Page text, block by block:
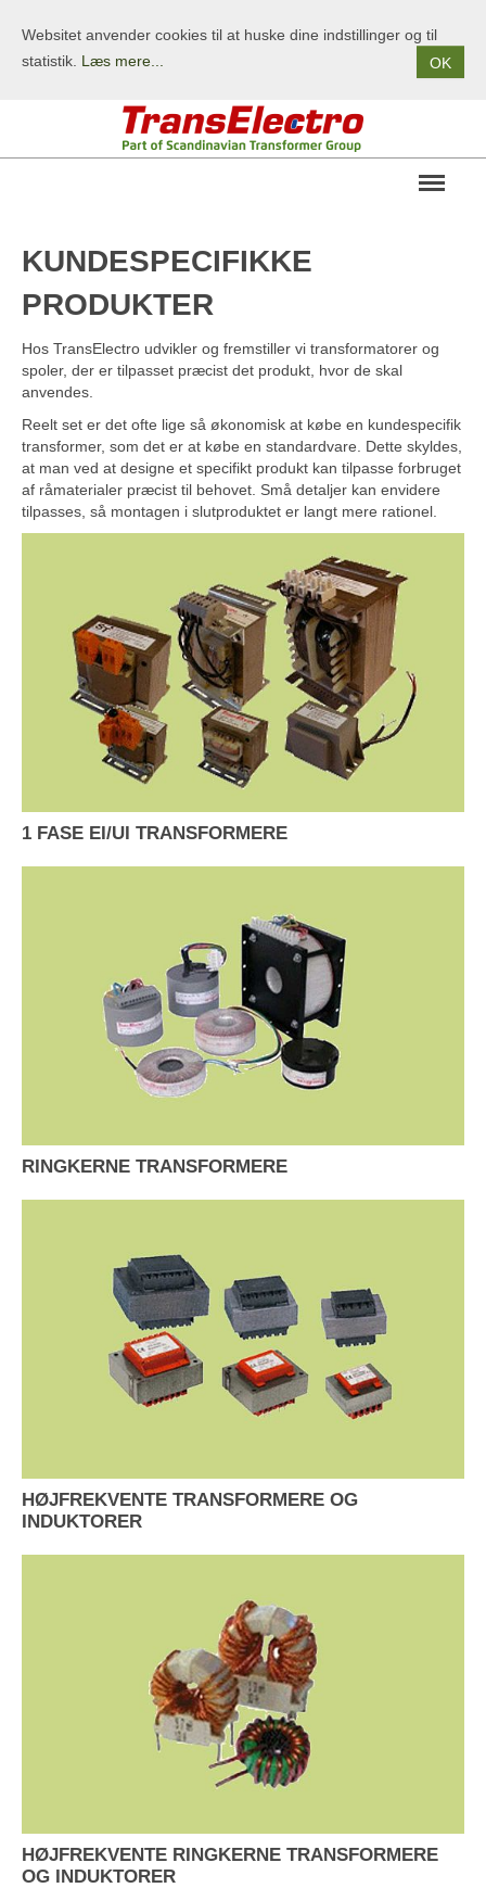
Websitet anvender cookies til at huske dine indstillinger og til
statistik. Læs mere... OK
PRODUKTER
STANDARDPRODUKTER
KUNDESPECIFIKKE PRODUKTER
TERMS/BETINGELSER
KONTAKT
KUNDESPECIFIKKE
PRODUKTER
Hos TransElectro udvikler og fremstiller vi transformatorer og
spoler, der er tilpasset præcist det produkt, hvor de skal
anvendes.
Reelt set er det ofte lige så økonomisk at købe en kundespecifik
transformer, som det er at købe en standardvare. Dette skyldes,
at man ved at designe et specifikt produkt kan tilpasse forbruget
af råmaterialer præcist til behovet. Små detaljer kan envidere
tilpasses, så montagen i slutproduktet er langt mere rationel.
1 FASE EI/UI TRANSFORMERE
RINGKERNE TRANSFORMERE
HØJFREKVENTE TRANSFORMERE OG
INDUKTORER
HØJFREKVENTE RINGKERNE TRANSFORMERE
OG INDUKTORER